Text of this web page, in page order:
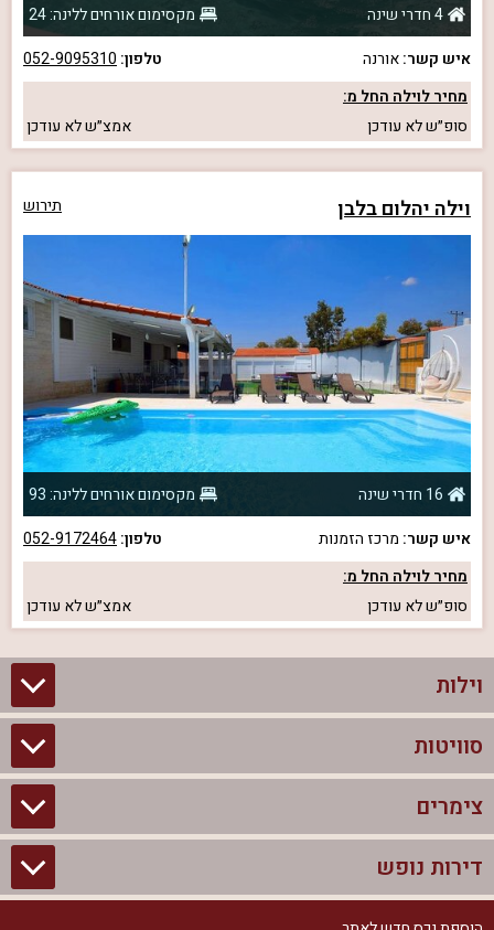
4 חדרי שינה
מקסימום אורחים ללינה: 24
איש קשר:אורנה טלפון: 052-9095310
מחיר לוילה החל מ:
סופ״שלא עודכן אמצ״שלא עודכן
וילה יהלום בלבן תירוש
16 חדרי שינה
מקסימום אורחים ללינה: 93
איש קשר: מרכז הזמנות טלפון:052-9172464
מחיר לוילה החל מ:
סופ״שלא עודכן אמצ״שלא עודכן
וילות
וילות בצפון
וילות להשכרה
וילות למסיבת רווקים
סוויטות
סוויטות בצפון
צימרים לזוגות עם בריכה פרטית
צימרים
צימרים בצפון
צימרים לזוגות
דירות נופש